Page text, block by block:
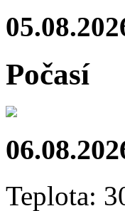
Počasí
Teplota: